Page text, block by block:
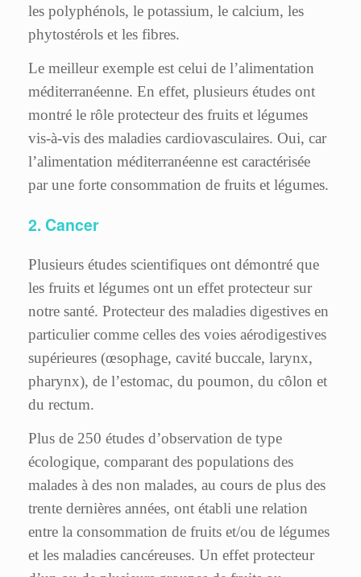
les polyphénols, le potassium, le calcium, les
phytostérols et les fibres.
Le meilleur exemple est celui de l’alimentation
méditerranéenne. En effet, plusieurs études ont
montré le rôle protecteur des fruits et légumes
vis-à-vis des maladies cardiovasculaires. Oui, car
l’alimentation méditerranéenne est caractérisée
par une forte consommation de fruits et légumes.
2. Cancer
Plusieurs études scientifiques ont démontré que
les fruits et légumes ont un effet protecteur sur
notre santé. Protecteur des maladies digestives en
particulier comme celles des voies aérodigestives
supérieures (œsophage, cavité buccale, larynx,
pharynx), de l’estomac, du poumon, du côlon et
du rectum.
Plus de 250 études d’observation de type
écologique, comparant des populations des
malades à des non malades, au cours de plus des
trente dernières années, ont établi une relation
entre la consommation de fruits et/ou de légumes
et les maladies cancéreuses. Un effet protecteur